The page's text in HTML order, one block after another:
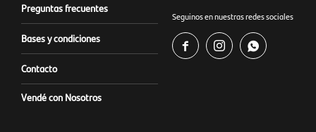
Preguntas frecuentes
Bases y condiciones
Contacto
Vendé con Nosotros
Seguinos en nuestras redes sociales
  